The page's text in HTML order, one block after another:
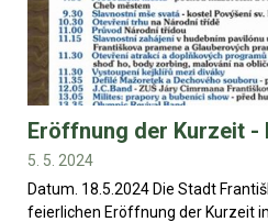
Eröffnung der Kurzeit -
5. 5. 2024
Datum. 18.5.2024 Die Stadt
feierlichen Eröffnung der Kurzeit